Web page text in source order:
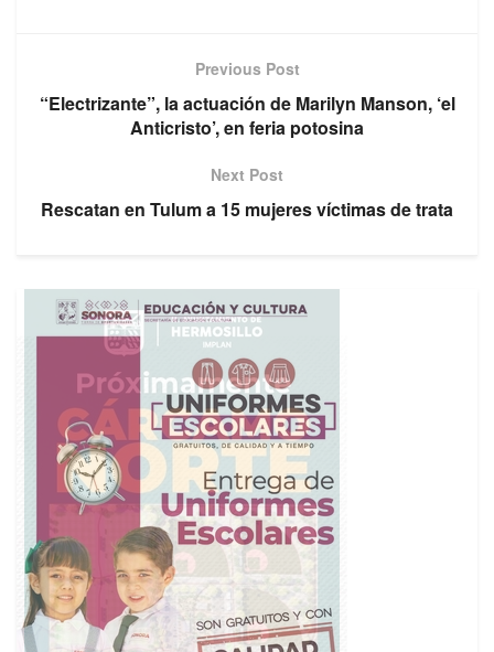
Previous Post
“Electrizante”, la actuación de Marilyn Manson, ‘el
Anticristo’, en feria potosina
Next Post
Rescatan en Tulum a 15 mujeres víctimas de trata